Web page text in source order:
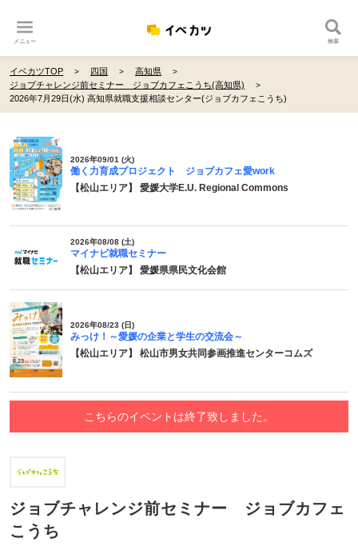
メニュー 検索
イベカツTOP 四国
高知県
ジョブチャレンジ前セミナー ジョブカフェこうち(高知県)
2026年7月29日(水) 高知県就職支援相談センター(ジョブカフェこうち)
2026年09/01 (火)
働く力育成プロジェクト ジョブカフェ愛work
【松山エリア】 愛媛大学E.U. Regional Commons
2026年08/08 (土)
マイナビ就職セミナー
【松山エリア】 愛媛県県民文化会館
2026年08/23 (日)
みっけ！～愛媛の企業と学生の交流会～
【松山エリア】 松山市男女共同参画推進センターコムズ
こちらのイベントは終了致しました。
ジョブチャレンジ前セミナー ジョブカフェ
こうち